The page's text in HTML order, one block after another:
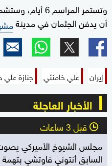
وتستمر
أن يدفن الجثمان في مدينة
إيران علي خامنئي جنازة علي
الأخبار العاجلة
l قبل 3 ساعات
مجلس الشيوخ الأميركي
السابق أنتوني فاوتشي بتهمة